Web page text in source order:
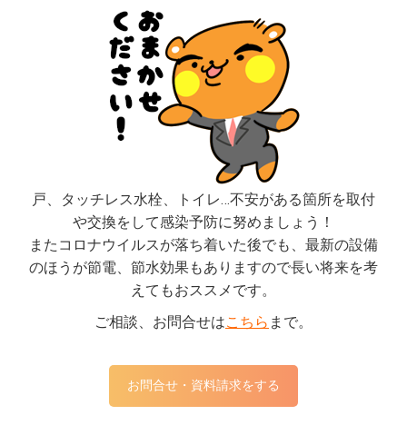
戸、タッチレス水栓、トイレ…不安がある箇所を取付
や交換をして感染予防に努めましょう！
またコロナウイルスが落ち着いた後でも、最新の設備
のほうが節電、節水効果もありますので長い将来を考
えてもおススメです。
ご相談、お問合せはこちら まで。
お問合せ・資料請求をする